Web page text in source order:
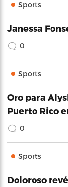
Sports
Janessa
0
Sports
Oro para
Puerto Rico
0
Sports
Doloroso